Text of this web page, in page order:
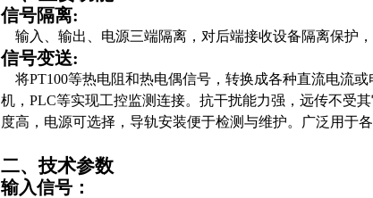
信号隔离:
输入、输出、电源三端隔离，对后端接收设备隔离保护，
信号变送:
将PT100等热电阻和热电偶信号，转换成各种直流电流
机，PLC等实现工控监测连接。 抗干扰能力强，远传不受
度高，电源可选择，导轨安装便于检测与维护。广泛用于
二、技术参数
输入信号：